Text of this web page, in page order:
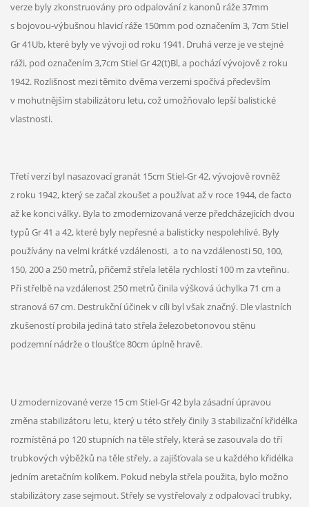
verze byly zkonstruovány pro odpalování z kanonů ráže 37mm
s bojovou-výbušnou hlavicí ráže 150mm pod označením 3, 7cm Stiel
Gr 41Ub, které byly ve vývoji od roku 1941. Druhá verze je ve stejné
ráži, pod označením 3,7cm Stiel Gr 42(t)Bl, a pochází vývojově z roku
1942. Rozlišnost mezi těmito dvěma verzemi spočívá především
v mohutnějším stabilizátoru letu, což umožňovalo lepší balistické
vlastnosti.
Třetí verzí byl nasazovací granát 15cm Stiel-Gr 42, vývojově rovněž
z roku 1942, který se začal zkoušet a používat až v roce 1944, de facto
až ke konci války. Byla to zmodernizovaná verze předcházejících dvou
typů Gr 41 a 42, které byly nepřesné a balisticky nespolehlivé. Byly
používány na velmi krátké vzdálenosti, a to na vzdálenosti 50, 100,
150, 200 a 250 metrů, přičemž střela letěla rychlostí 100 m za vteřinu.
Při střelbě na vzdálenost 250 metrů činila výšková úchylka 71 cm a
stranová 67 cm. Destrukční účinek v cíli byl však značný. Dle vlastních
zkušeností probila jediná tato střela železobetonovou stěnu
podzemní nádrže o tloušťce 80cm úplně hravě.
U zmodernizované verze 15 cm Stiel-Gr 42 byla zásadní úpravou
změna stabilizátoru letu, který u této střely činily 3 stabilizační křidélka
rozmístěná po 120 stupních na těle střely, která se zasouvala do tří
trubkových výběžků na těle střely, a zajišťovala se u každého křidélka
jedním aretačním kolíkem. Pokud nebyla střela použita, bylo možno
stabilizátory zase sejmout. Střely se vystřelovaly z odpalovací trubky,